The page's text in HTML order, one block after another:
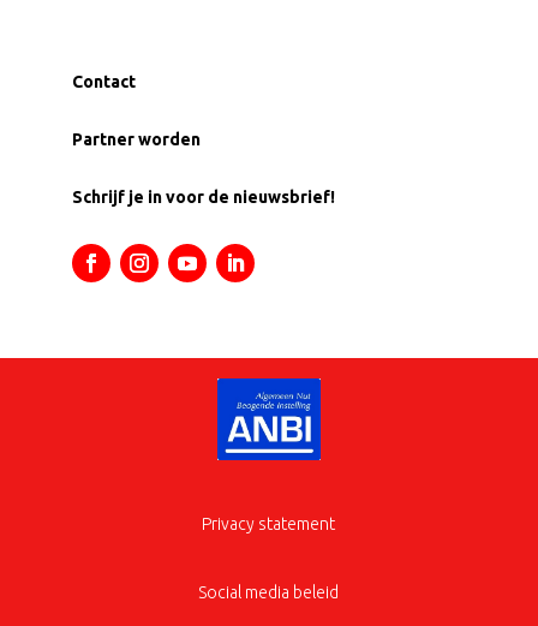
Contact
Partner worden
Schrijf je in voor de nieuwsbrief!
Privacy statement
Social media beleid